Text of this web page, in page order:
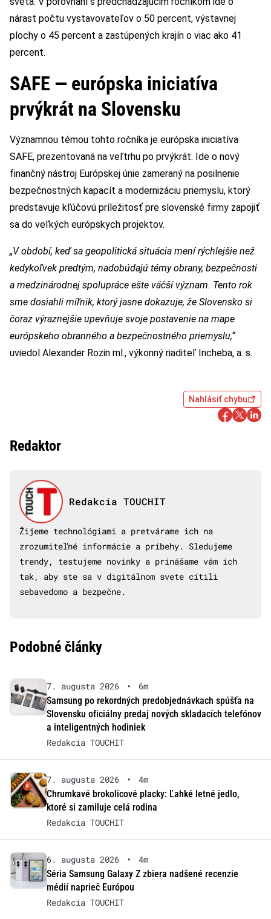
nárast počtu vystavovateľov o 50 percent, výstavnej
plochy o 45 percent a zastúpených krajín o viac ako 41
percent.
SAFE — európska iniciatíva
prvýkrát na Slovensku
Významnou témou tohto ročníka je európska iniciatíva
SAFE, prezentovaná na veľtrhu po prvýkrát. Ide o nový
finančný nástroj Európskej únie zameraný na posilnenie
bezpečnostných kapacít a modernizáciu priemyslu, ktorý
predstavuje kľúčovú príležitosť pre slovenské firmy zapojiť
sa do veľkých európskych projektov.
„V období, keď sa geopolitická situácia mení rýchlejšie než
kedykoľvek predtým, nadobúdajú témy obrany, bezpečnosti
a medzinárodnej spolupráce ešte väčší význam. Tento rok
sme dosiahli míľnik, ktorý jasne dokazuje, že Slovensko si
čoraz výraznejšie upevňuje svoje postavenie na mape
európskeho obranného a bezpečnostného priemyslu,“
uviedol Alexander Rozin ml., výkonný riaditeľ Incheba, a. s.
Nahlásiť chybu
Redaktor
Redakcia TOUCHIT
Žijeme technológiami a pretvárame ich na
zrozumiteľné informácie a príbehy. Sledujeme
trendy, testujeme novinky a prinášame vám ich
tak, aby ste sa v digitálnom svete cítili
sebavedomo a bezpečne.
Podobné články
7. augusta 2026 •
6m
Samsung po rekordných predobjednávkach spúšťa na
Slovensku oficiálny predaj nových skladacích telefónov
a inteligentných hodiniek
Redakcia TOUCHIT
7. augusta 2026 •
4m
Chrumkavé brokolicové placky: Ľahké letné jedlo,
ktoré si zamiluje celá rodina
Redakcia TOUCHIT
6. augusta 2026 •
4m
Séria Samsung Galaxy Z zbiera nadšené recenzie
médií naprieč Európou
Redakcia TOUCHIT